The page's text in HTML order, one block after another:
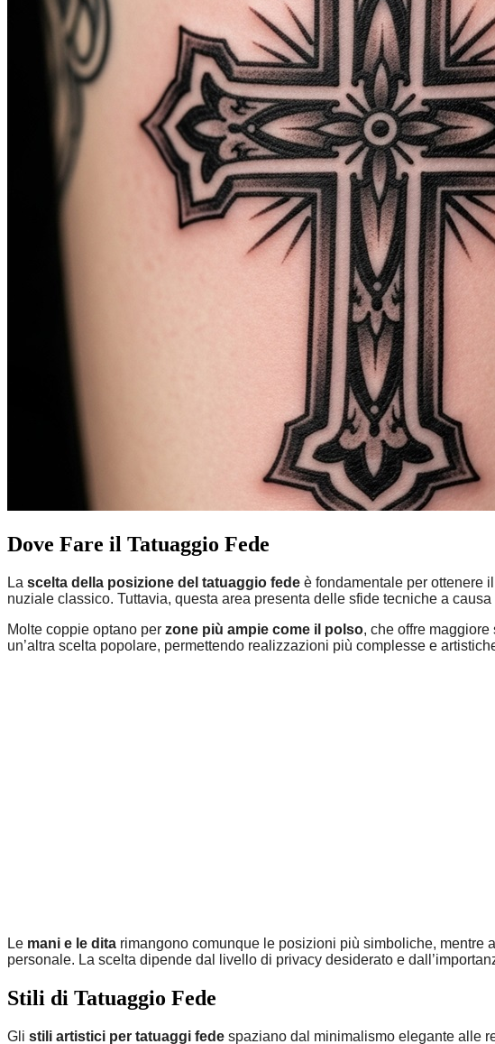
Dove Fare il Tatuaggio Fede
La scelta della posizione del tatuaggio fede è fondamentale per ottenere
nuziale classico. Tuttavia, questa area presenta delle sfide tecniche a
Molte coppie optano per zone più ampie come il polso, che offre
un’altra scelta popolare, permettendo realizzazioni più complesse e
Le mani e le dita rimangono comunque le posizioni più simboliche, mentre
personale. La scelta dipende dal livello di privacy desiderato e
Stili di Tatuaggio Fede
Gli stili artistici per tatuaggi fede spaziano dal minimalismo elegante alle